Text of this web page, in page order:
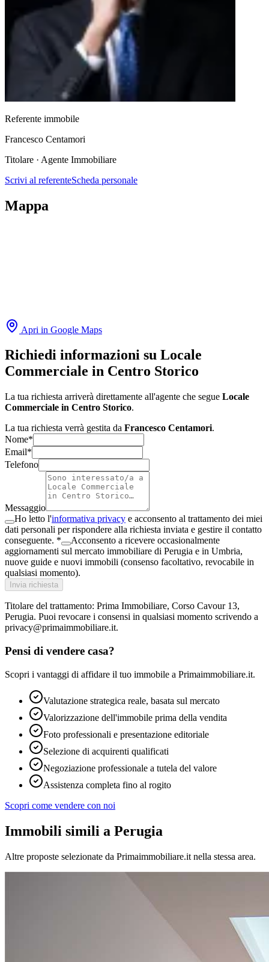
Referente immobile
Francesco Centamori
Titolare · Agente Immobiliare
Scrivi al referenteScheda personale
Mappa
Apri in Google Maps
Richiedi informazioni su Locale
Commerciale in Centro Storico
La tua richiesta arriverà direttamente all'agente che segue Locale
Commerciale in Centro Storico.
La tua richiesta verrà gestita da Francesco Centamori.
Nome*
Email*
Telefono
Messaggio
Ho letto l'informativa privacy e acconsento al trattamento dei miei
dati personali per rispondere alla richiesta inviata e gestire il contatto
conseguente. *
Acconsento a ricevere occasionalmente
aggiornamenti sul mercato immobiliare di Perugia e in Umbria,
nuove guide e nuovi immobili (consenso facoltativo, revocabile in
qualsiasi momento).
Invia richiesta
Titolare del trattamento: Prima Immobiliare, Corso Cavour 13,
Perugia. Puoi revocare i consensi in qualsiasi momento scrivendo a
privacy@primaimmobiliare.it.
Pensi di vendere casa?
Scopri i vantaggi di affidare il tuo immobile a Primaimmobiliare.it.
Valutazione strategica reale, basata sul mercato
Valorizzazione dell'immobile prima della vendita
Foto professionali e presentazione editoriale
Selezione di acquirenti qualificati
Negoziazione professionale a tutela del valore
Assistenza completa fino al rogito
Scopri come vendere con noi
Immobili simili a Perugia
Altre proposte selezionate da Primaimmobiliare.it nella stessa area.